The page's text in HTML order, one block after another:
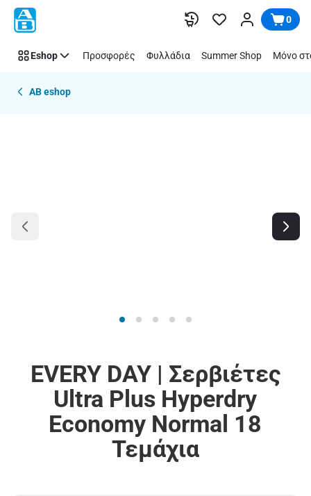
Παράλειψη 0
Eshop Προσφορές Φυλλάδια Summer Shop Μόνο
AB eshop
EVERY DAY | Σερβιέτες
Ultra Plus Hyperdry
Economy Normal 18
Τεμάχια